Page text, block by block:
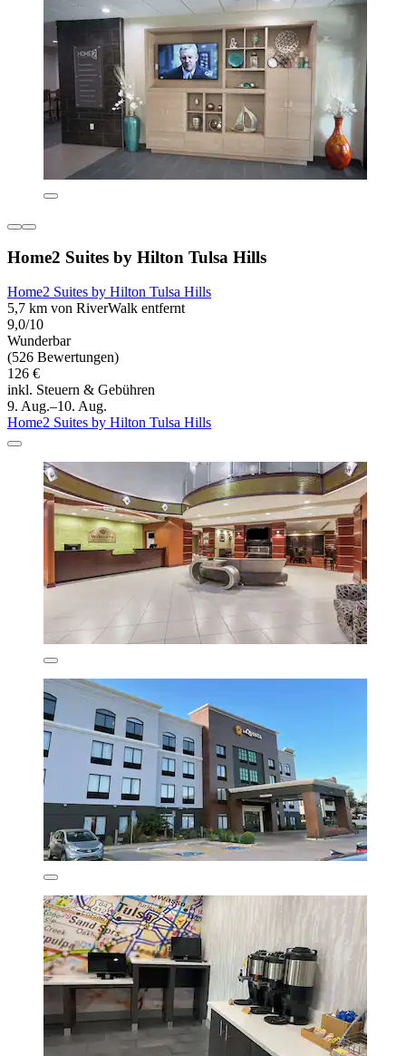
Home2 Suites by Hilton Tulsa Hills
Home2 Suites by Hilton Tulsa Hills
5,7 km von RiverWalk entfernt
9,0/10
Wunderbar
(526 Bewertungen)
126 €
inkl. Steuern & Gebühren
9. Aug.–10. Aug.
Home2 Suites by Hilton Tulsa Hills